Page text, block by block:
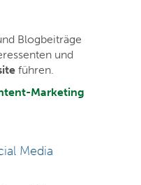
Blogbeiträge
und
führen.
Marketing
Media